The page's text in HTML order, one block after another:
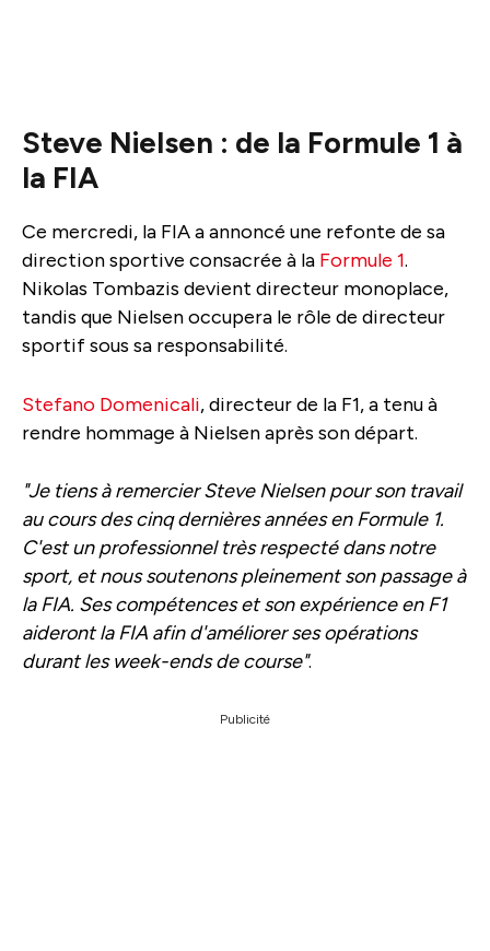
Steve Nielsen : de la Formule 1 à
la FIA
Ce mercredi, la FIA a annoncé une refonte de sa
direction sportive consacrée à la Formule 1.
Nikolas Tombazis devient directeur monoplace,
tandis que Nielsen occupera le rôle de directeur
sportif sous sa responsabilité.
Stefano Domenicali, directeur de la F1, a tenu à
rendre hommage à Nielsen après son départ.
"Je tiens à remercier Steve Nielsen pour son travail
au cours des cinq dernières années en Formule 1.
C'est un professionnel très respecté dans notre
sport, et nous soutenons pleinement son passage à
la FIA. Ses compétences et son expérience en F1
aideront la FIA afin d'améliorer ses opérations
durant les week-ends de course".
Publicité